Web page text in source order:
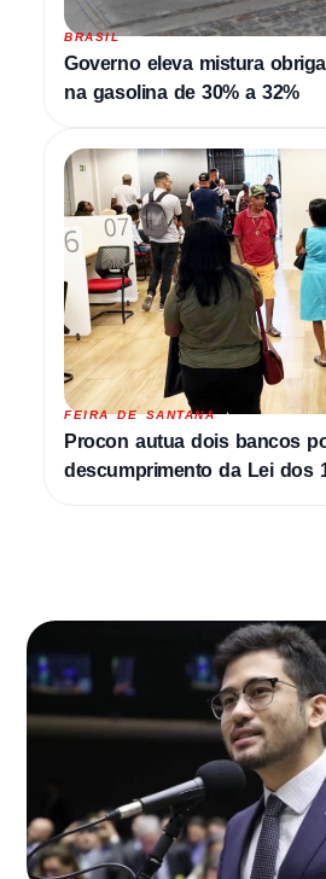
BRASIL
Governo eleva mistura
na gasolina de 30% a 32%
FEIRA DE SANTANA
Procon autua dois bancos
descumprimento da Lei dos